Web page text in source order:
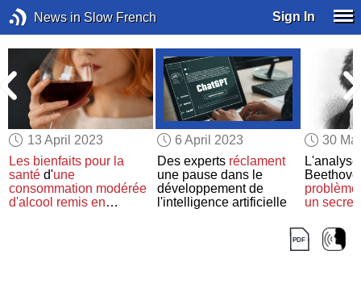
News in Slow French Sign In
13 April 2023
Les bienfaits pour la
santé d'une
consommation modérée
d'alcool remis en
6 April 2023
Des experts réclament
une pause dans le
développement de
l'intelligence artificielle
30
un secret